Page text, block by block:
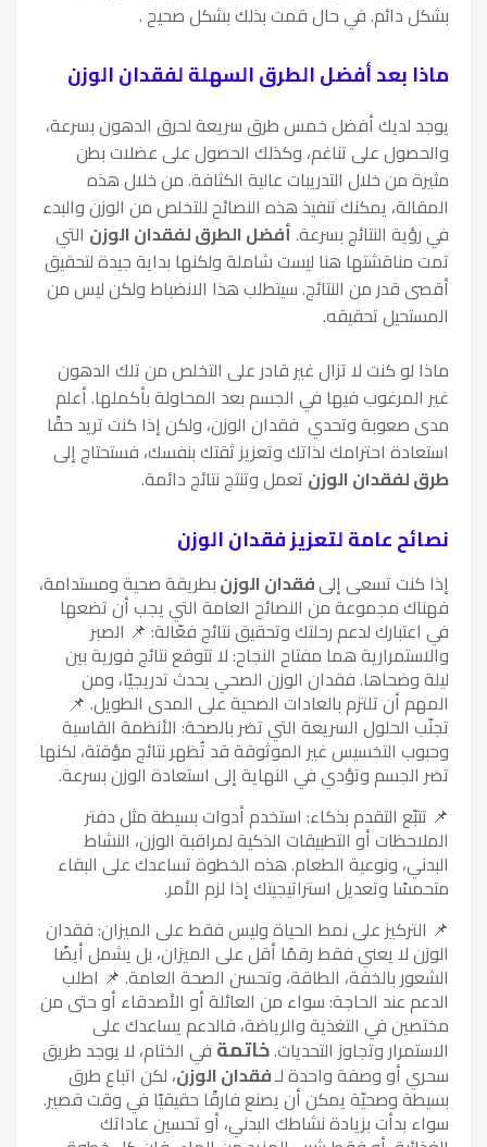
بشكل دائم. في حال قمت بذلك بشكل صحيح .
ماذا بعد أفضل الطرق السهلة لفقدان الوزن
يوجد لديك أفضل خمس طرق سريعة لحرق الدهون بسرعة،
والحصول على تناغم، وكذلك الحصول على عضلات بطن
مثيرة من خلال التدريبات عالية الكثافة. من خلال هذه
المقالة، يمكنك تنفيذ هذه النصائح للتخلص من الوزن والبدء
في رؤية النتائج بسرعة.أفضل الطرق لفقدان الوزن التي
تمت مناقشتها هنا ليست شاملة ولكنها بداية جيدة لتحقيق
أقصى قدر من النتائج. سيتطلب هذا الانضباط ولكن ليس من
المستحيل تحقيقه.
ماذا لو كنت لا تزال غير قادر على التخلص من تلك الدهون
غير المرغوب فيها في الجسم بعد المحاولة بأكملها. أعلم
مدى صعوبة وتحدي فقدان الوزن، ولكن إذا كنت تريد حقًا
استعادة احترامك لذاتك وتعزيز ثقتك بنفسك، فستحتاج إلى
طرق لفقدان الوزن تعمل وتنتج نتائج دائمة.
نصائح عامة لتعزيز فقدان الوزن
إذا كنت تسعى إلىفقدان الوزنبطريقة صحية ومستدامة،
فهناك مجموعة من النصائح العامة التي يجب أن تضعها
في اعتبارك لدعم رحلتك وتحقيق نتائج فعّالة: 📌 الصبر
والاستمرارية هما مفتاح النجاح: لا تتوقع نتائج فورية بين
ليلة وضحاها. فقدان الوزن الصحي يحدث تدريجيًا، ومن
المهم أن تلتزم بالعادات الصحية على المدى الطويل. 📌
تجنّب الحلول السريعة التي تضر بالصحة: الأنظمة القاسية
وحبوب التخسيس غير الموثوقة قد تُظهر نتائج مؤقتة، لكنها
تضر الجسم وتؤدي في النهاية إلى استعادة الوزن بسرعة.
📌 تتبّع التقدم بذكاء: استخدم أدوات بسيطة مثل دفتر
الملاحظات أو التطبيقات الذكية لمراقبة الوزن، النشاط
البدني، ونوعية الطعام. هذه الخطوة تساعدك على البقاء
متحمسًا وتعديل استراتيجيتك إذا لزم الأمر.
📌 التركيز على نمط الحياة وليس فقط على الميزان: فقدان
الوزن لا يعني فقط رقمًا أقل على الميزان، بل يشمل أيضًا
الشعور بالخفة، الطاقة، وتحسن الصحة العامة. 📌 اطلب
الدعم عند الحاجة: سواء من العائلة أو الأصدقاء أو حتى من
مختصين في التغذية والرياضة، فالدعم يساعدك على
الاستمرار وتجاوز التحديات.خاتمة في الختام، لا يوجد طريق
سحري أو وصفة واحدة لـفقدان الوزن، لكن اتباع طرق
بسيطة وصحيّة يمكن أن يصنع فارقًا حقيقيًا في وقت قصير.
سواء بدأت بزيادة نشاطك البدني، أو تحسين عاداتك